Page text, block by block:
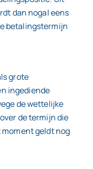
dan nogal eens
betalingstermijn
grote
ingediende
de wettelijke
de termijn die
geldt nog